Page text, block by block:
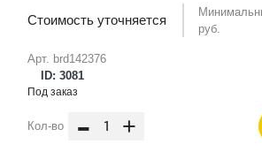
Арт. brd142376
ID: 3081
Стоимость уточняется
руб.
Под заказ
Кол-во - +